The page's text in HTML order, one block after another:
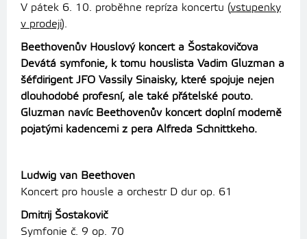
V pátek 6. 10. proběhne repríza koncertu (vstupenky
v prodeji).
Beethovenův Houslový koncert a Šostakovičova
Devátá symfonie, k tomu houslista Vadim Gluzman a
šéfdirigent JFO Vassily Sinaisky, které spojuje nejen
dlouhodobé profesní, ale také přátelské pouto.
Gluzman navíc Beethovenův koncert doplní moderně
pojatými kadencemi z pera Alfreda Schnittkeho.
Ludwig van Beethoven
Koncert pro housle a orchestr D dur op. 61
Dmitrij Šostakovič
Symfonie č. 9 op. 70